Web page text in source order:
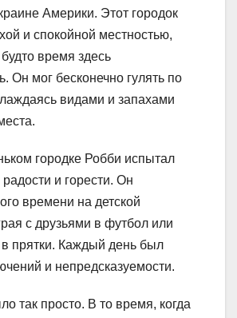
Америки. Этот городок
и спокойной местностью,
будто время здесь
Он мог бесконечно гулять по
видами и запахами
городке Робби испытал
и горести. Он
времени на детской
с друзьями в футбол или
прятки. Каждый день был
и непредсказуемости.
так просто. В то время, когда